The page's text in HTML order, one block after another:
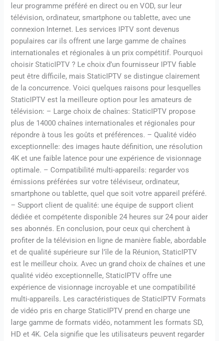
leur programme préféré en direct ou en VOD, sur leur
télévision, ordinateur, smartphone ou tablette, avec une
connexion Internet. Les services IPTV sont devenus
populaires car ils offrent une large gamme de chaînes
internationales et régionales à un prix compétitif. Pourquoi
choisir StaticIPTV ? Le choix d’un fournisseur IPTV fiable
peut être difficile, mais StaticIPTV se distingue clairement
de la concurrence. Voici quelques raisons pour lesquelles
StaticIPTV est la meilleure option pour les amateurs de
télévision: – Large choix de chaînes: StaticIPTV propose
plus de 14000 chaînes internationales et régionales pour
répondre à tous les goûts et préférences. – Qualité vidéo
exceptionnelle: des images haute définition, une résolution
4K et une faible latence pour une expérience de visionnage
optimale. – Compatibilité multi-appareils: regarder vos
émissions préférées sur votre téléviseur, ordinateur,
smartphone ou tablette, quel que soit votre appareil préféré.
– Support client de qualité: une équipe de support client
dédiée et compétente disponible 24 heures sur 24 pour aider
ses abonnés. En conclusion, pour ceux qui cherchent à
profiter de la télévision en ligne de manière fiable, abordable
et de qualité supérieure sur l’île de la Réunion, StaticIPTV
est le meilleur choix. Avec un grand choix de chaînes et une
qualité vidéo exceptionnelle, StaticIPTV offre une
expérience de visionnage incroyable et une compatibilité
multi-appareils. Les caractéristiques de StaticIPTV Formats
de vidéo pris en charge StaticIPTV prend en charge une
large gamme de formats vidéo, notamment les formats SD,
HD et 4K. Cela signifie que les utilisateurs peuvent regarder